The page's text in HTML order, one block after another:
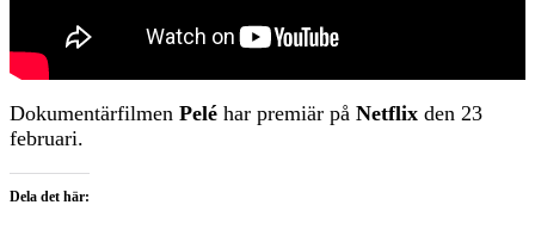
Dokumentärfilmen Pelé har premiär på Netflix den 23
februari.
Dela det här: